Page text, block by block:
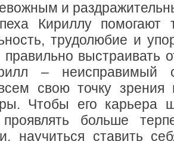
и
Кириллу помогают
трудолюбие и
правильно выстраивать
– неисправимый
свою точку
Чтобы его карьера
проявлять больше
научиться ставить